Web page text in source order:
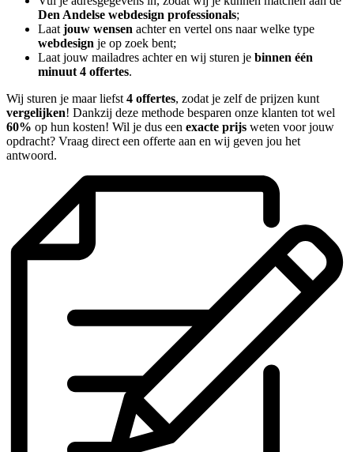
Den Andelse webdesign professionals;
Laat jouw wensen achter en vertel ons naar welke type
webdesign je op zoek bent;
Laat jouw mailadres achter en wij sturen je binnen één
minuut 4 offertes.
Wij sturen je maar liefst 4 offertes, zodat je zelf de prijzen kunt
vergelijken! Dankzij deze methode besparen onze klanten tot wel
60% op hun kosten! Wil je dus een exacte prijs weten voor jouw
opdracht? Vraag direct een offerte aan en wij geven jou het
antwoord.